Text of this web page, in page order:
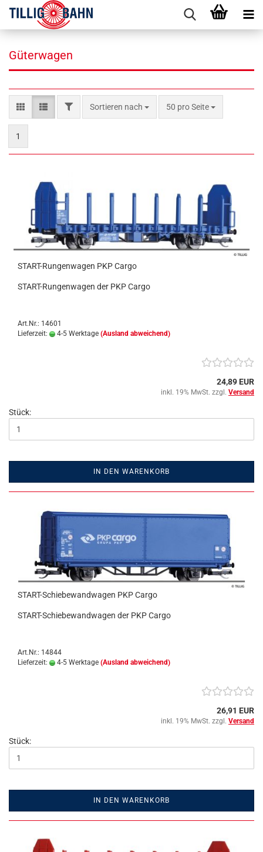
Güterwagen
FILTERSortieren nach
Sortieren nach 50 pro Seite
pro Seite
1
START-Rungenwagen PKP Cargo
START-Rungenwagen der PKP Cargo
Art.Nr.: 14601
Lieferzeit:
4-5 Werktage (Ausland abweichend)
24,89 EUR
inkl. 19% MwSt. zzgl. Versand
Stück:
IN DEN WARENKORB
START-Schiebewandwagen PKP Cargo
START-Schiebewandwagen der PKP Cargo
Art.Nr.: 14844
Lieferzeit:
4-5 Werktage (Ausland abweichend)
26,91 EUR
inkl. 19% MwSt. zzgl. Versand
Stück:
IN DEN WARENKORB